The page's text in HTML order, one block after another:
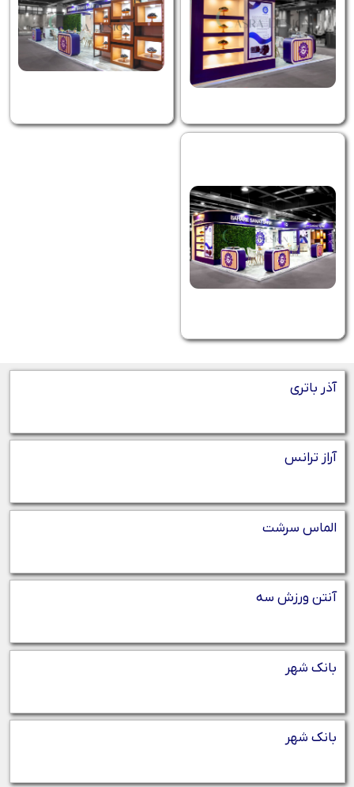
آذر باتری
آراز ترانس
الماس سرشت
آنتن ورزش سه
بانک شهر
بانک شهر